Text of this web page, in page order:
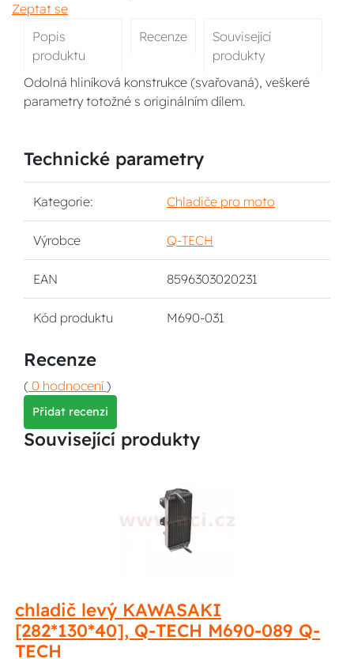
Zeptat se
Popis
produktu
Recenze
Související
produkty
Odolná hliníková konstrukce (svařovaná), veškeré
parametry totožné s originálním dílem.
Technické parametry
Kategorie: Chladiče pro moto
Výrobce Q-TECH
EAN 8596303020231
Kód produktu M690-031
Recenze
( 0 hodnocení )
Přidat recenzi
Související produkty
chladič levý KAWASAKI
[282*130*40], Q-TECH M690-089 Q-
TECH